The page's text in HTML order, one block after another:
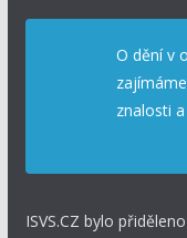
O dění v
znalosti
ISVS.CZ bylo